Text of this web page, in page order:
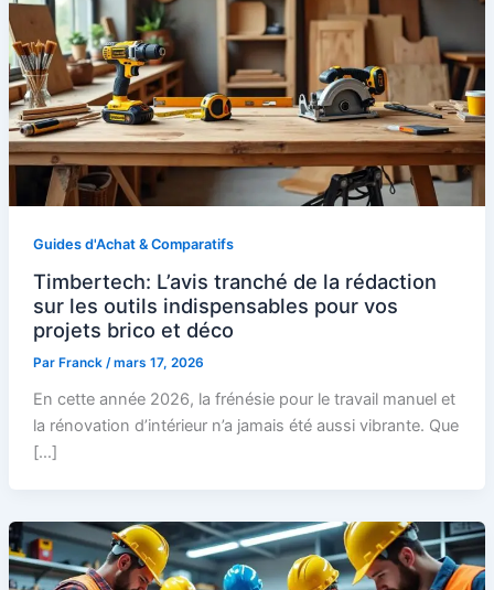
Guides d'Achat & Comparatifs
Timbertech: L’avis tranché de la rédaction
sur les outils indispensables pour vos
projets brico et déco
Par Franck /mars 17, 2026
En cette année 2026, la frénésie pour le travail manuel et
la rénovation d’intérieur n’a jamais été aussi vibrante. Que
[…]